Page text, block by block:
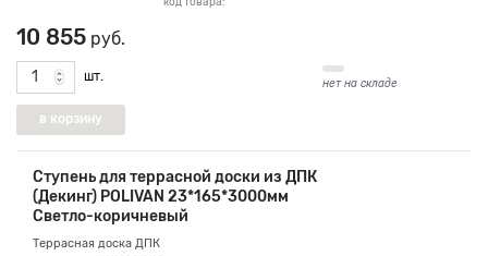
10 855 руб.
шт. нет на складе
Ступень для террасной доски из ДПК
(Декинг) POLIVAN 23*165*3000мм
Светло-коричневый
Террасная доска ДПК